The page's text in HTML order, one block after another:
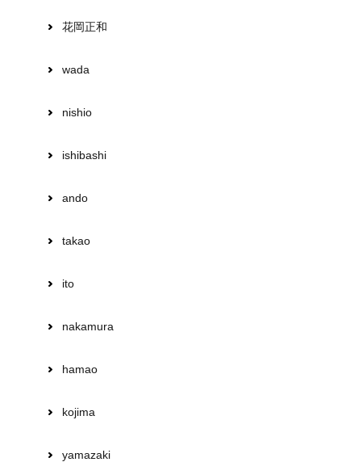
花岡正和
wada
nishio
ishibashi
ando
takao
ito
nakamura
hamao
kojima
yamazaki